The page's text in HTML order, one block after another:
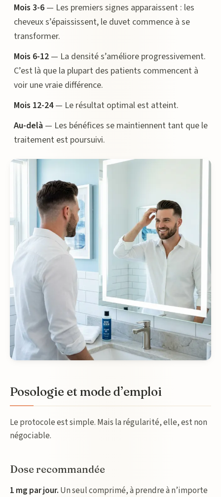
Mois 3-6 — Les premiers signes apparaissent : les
cheveux s’épaississent, le duvet commence à se
transformer.
Mois 6-12 — La densité s’améliore progressivement.
C’est là que la plupart des patients commencent à
voir une vraie différence.
Mois 12-24— Le résultat optimal est atteint.
Au-delà — Les bénéfices se maintiennent tant que le
traitement est poursuivi.
Posologie et mode d’emploi
Le protocole est simple. Mais la régularité, elle, est non
négociable.
Dose recommandée
1 mg par jour. Un seul comprimé, à prendre à n’importe